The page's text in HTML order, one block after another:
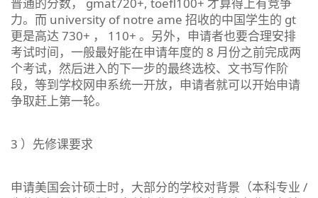
力。而 university of notre ame 招收的中国学生的 gt
更是高达 730+ ， 110+ 。另外，申请者也要合理安排
考试时间，一般最好能在申请年度的 8 月份之前完成两
个考试，然后进入的下一步的最终选校、文书写作阶
段，等到学校网申系统一开放，申请者就可以开始申请
争取赶上第一轮。
3 ）先修课要求
申请美国会计硕士时，大部分的学校对背景（本科专业 /